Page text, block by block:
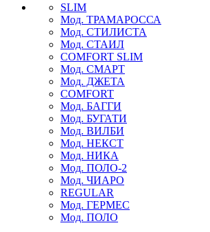
SLIM
Мод. ТРАМАРОССА
Мод. СТИЛИСТА
Мод. СТАИЛ
COMFORT SLIM
Мод. СМАРТ
Мод. ДЖЕТА
COMFORT
Мод. БАГГИ
Мод. БУГАТИ
Мод. ВИЛБИ
Мод. НЕКСТ
Мод. НИКА
Мод. ПОЛО-2
Мод. ЧИАРО
REGULAR
Мод. ГЕРМЕС
Мод. ПОЛО